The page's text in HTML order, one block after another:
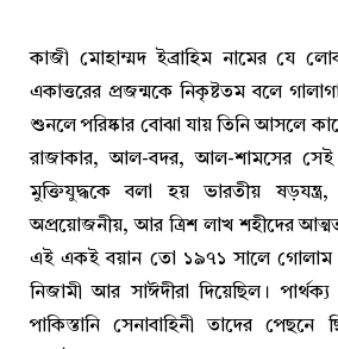
কাজী মোহাম্মদ ইব্রাহিম নামের যে
একাত্তরের প্রজন্মকে নিকৃষ্টতম বলে
শুনলে পরিষ্কার বোঝা যায় তিনি আসলে
রাজাকার, আল-বদর, আল-শামসের সেই
মুক্তিযুদ্ধকে বলা হয় ভারতীয় ষড়যন্ত্র,
অপ্রয়োজনীয়, আর ত্রিশ লাখ শহীদের
এই একই বয়ান তো ১৯৭১ সালে
নিজামী আর সাঈদীরা দিয়েছিল।
পাকিস্তানি সেনাবাহিনী তাদের